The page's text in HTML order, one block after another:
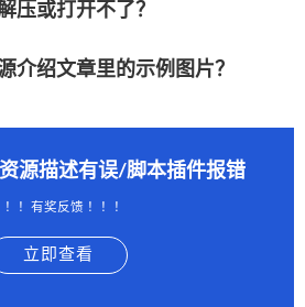
压或打开不了？
介绍文章里的示例图片？
源描述有误/脚本插件报错
！！有奖反馈 ！！！
立即查看